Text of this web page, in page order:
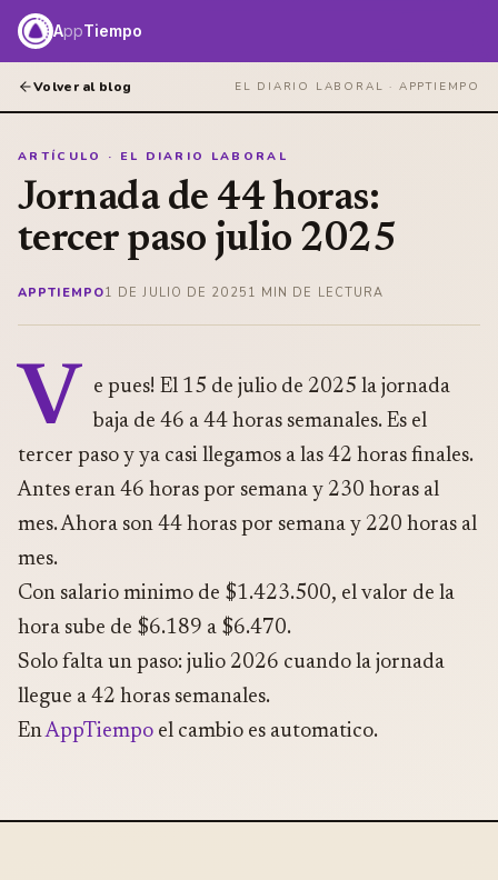
AppTiempo
Volver al blog EL DIARIO LABORAL · APPTIEMPO
ARTÍCULO · EL DIARIO LABORAL
Jornada de 44 horas:
tercer paso julio 2025
APPTIEMPO1 DE JULIO DE 2025 1 MIN DE LECTURA
V
e pues! El 15 de julio de 2025 la jornada
baja de 46 a 44 horas semanales. Es el
tercer paso y ya casi llegamos a las 42 horas finales.
Antes eran 46 horas por semana y 230 horas al
mes. Ahora son 44 horas por semana y 220 horas al
mes.
Con salario minimo de $1.423.500, el valor de la
hora sube de $6.189 a $6.470.
Solo falta un paso: julio 2026 cuando la jornada
llegue a 42 horas semanales.
EnAppTiempo el cambio es automatico.